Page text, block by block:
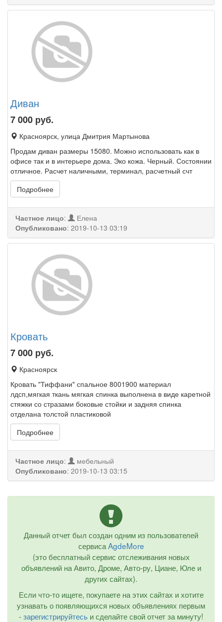
Диван
7 000 руб.
Красноярск, улица Дмитрия Мартынова
Продам диван размеры 15080. Можно использовать как в
офисе так и в интерьере дома. Эко кожа. Черный. Состоянии
отличное. Расчет наличными, терминал, расчетный счт
Подробнее
Частное лицо:
Елена
Опубликовано: 2019-10-13 03:19
Кровать
7 000 руб.
Красноярск
Кровать "Тиффани" спальное 8001900 материал
лдсп,мягкая ткань мягкая спинка выполнена в виде каретной
стяжки со стразами боковые стойки и задняя спинка
отделана толстой пластиковой
Подробнее
Частное лицо:
мебельный
Опубликовано: 2019-10-13 03:15
Данный отчет был создан одним из пользователей
сервисаAgdeMore
(это бесплатный сервис отслеживания новых
объявлений на Авито, Дроме, Авто-ру, Циане, Юле и
других сайтах).
Если что-то ищете, покупаете на этих сайтах и хотите
узнавать о появляющихся новых объявлениях первым
-зарегистрируйтесь и сделайте свой отчет за минуту!